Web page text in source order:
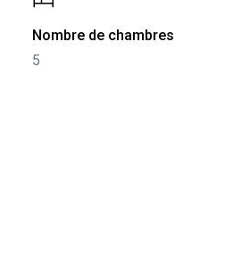
Nombre de chambres
5